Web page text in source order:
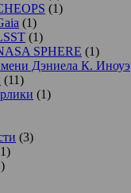
(1)
(1)
(1)
SPHERE (1)
Дэниела К. Иноуэ
(11)
(1)
(3)